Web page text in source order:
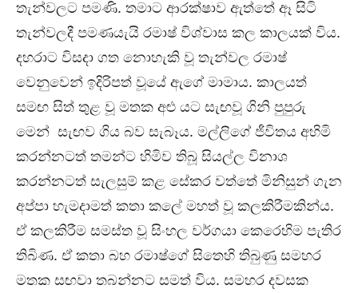
තැන්වලට පමණි. තමාට ආරක්ෂාව ඇත්තේ ඈ සිටි
තැන්වලදී පමණයැයි රමාෂ් විශ්වාස කල කාලයක් විය.
දහරාට විසදා ගත නොහැකි වූ තැන්වල රමාෂ්
වෙනුවෙන් ඉදිරිපත් වූයේ ඇගේ මාමාය. කාලයත්
සමඟ සිත් තුළ වූ මතක අළු යට සැඟවූ ගිනි පුපුරු
මෙන් සැඟව ගිය බව සැබෑය. මල්ලිගේ ජීවිතය අහිමි
කරන්නටත් තමන්ට හිමිව තිබූ සියල්ල විනාශ
කරන්නටත් සැලසුම් කළ සේකර වත්තේ මිනිසුන් ගැන
අප්පා හැමදාමත් කතා කලේ මහත් වූ කලකිරීමකින්ය.
ඒ කලකිරීම සමස්ත වූ සිංහල වර්ගයා කෙරෙහිම පැතිර
තිබිණ. ඒ කතා බහ රමාෂ්ගේ සිතෙහි තිබුණු සමහර
මතක සඟවා තබන්නට සමත් විය. සමහර දවසක